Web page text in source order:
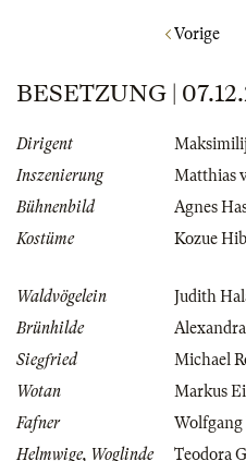
Vorige
BESETZUNG |
Dirigent
Inszenierung
Matthias
Bühnenbild
Agnes
Kostüme
Kozue
Waldvögelein
Judith
Brünhilde
Siegfried
Michael
Wotan
Markus
Fafner
Wolfgang
Helmwige, Woglinde
Teodora